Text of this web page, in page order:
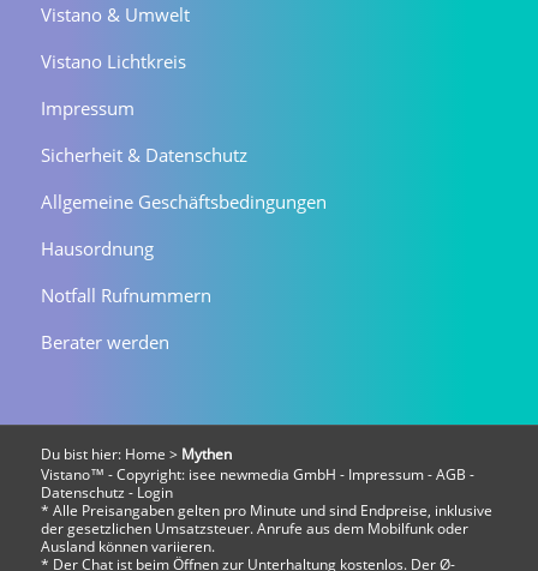
Vistano & Umwelt
Vistano Lichtkreis
Impressum
Sicherheit & Datenschutz
Allgemeine Geschäftsbedingungen
Hausordnung
Notfall Rufnummern
Berater werden
Du bist hier: Home > Mythen
Vistano™ - Copyright: isee newmedia GmbH - Impressum-AGB -
Datenschutz - Login
* Alle Preisangaben gelten pro Minute und sind Endpreise, inklusive
der gesetzlichen Umsatzsteuer. Anrufe aus dem Mobilfunk oder
Ausland können variieren.
* Der Chat ist beim Öffnen zur Unterhaltung kostenlos. Der Ø-